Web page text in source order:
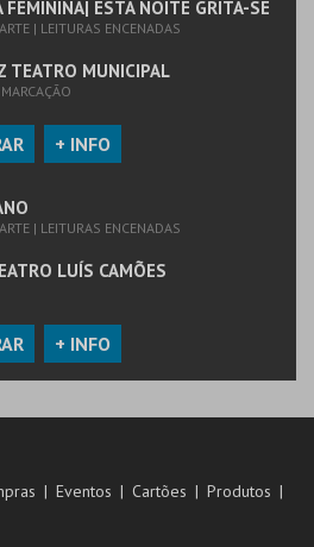
FEMININA| ESTA NOITE GRITA-SE
| LEITURAS ENCENADAS
TEATRO MUNICIPAL
+ INFO
| LEITURAS ENCENADAS
LUÍS CAMÕES
+ INFO
Eventos Cartões
Produtos